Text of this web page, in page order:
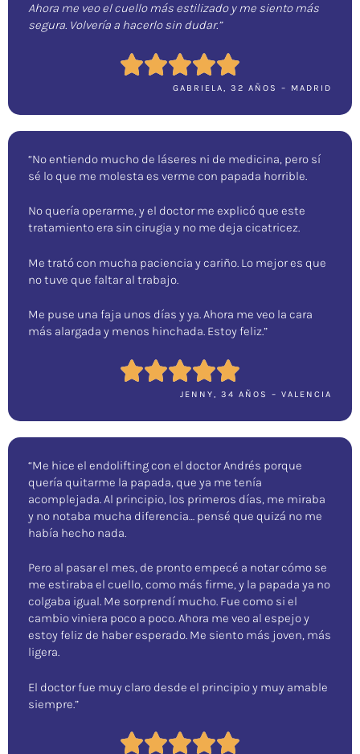
Ahora me veo el cuello más estilizado y me siento más
segura. Volvería a hacerlo sin dudar.”
GABRIELA, 32 AÑOS – MADRID
“No entiendo mucho de láseres ni de medicina, pero sí
sé lo que me molesta es verme con papada horrible.
No quería operarme, y el doctor me explicó que este
tratamiento era sin cirugia y no me deja cicatricez.
Me trató con mucha paciencia y cariño. Lo mejor es que
no tuve que faltar al trabajo.
Me puse una faja unos días y ya. Ahora me veo la cara
más alargada y menos hinchada. Estoy feliz.”
JENNY, 34 AÑOS – VALENCIA
“Me hice el endolifting con el doctor Andrés porque
quería quitarme la papada, que ya me tenía
acomplejada. Al principio, los primeros días, me miraba
y no notaba mucha diferencia… pensé que quizá no me
había hecho nada.
Pero al pasar el mes, de pronto empecé a notar cómo se
me estiraba el cuello, como más firme, y la papada ya no
colgaba igual. Me sorprendí mucho. Fue como si el
cambio viniera poco a poco. Ahora me veo al espejo y
estoy feliz de haber esperado. Me siento más joven, más
ligera.
El doctor fue muy claro desde el principio y muy amable
siempre.”